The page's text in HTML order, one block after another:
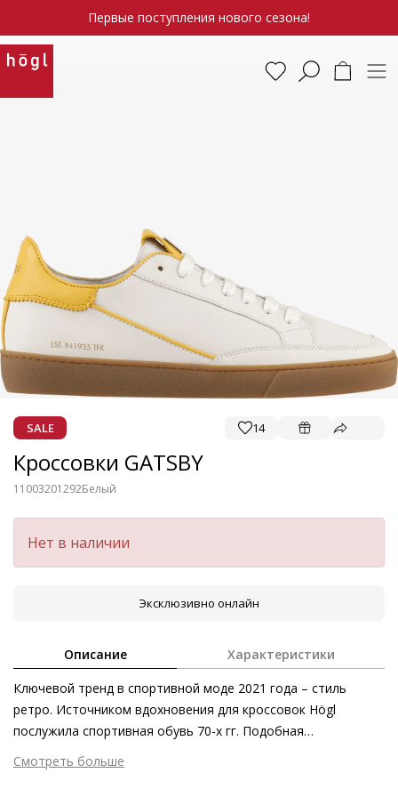
Первые поступления нового сезона!
SALE 14
Кроссовки GATSBY
11003201292Белый
Нет в наличии
Эксклюзивно онлайн
Описание Характеристики
Ключевой тренд в спортивной моде 2021 года – стиль
ретро. Источником вдохновения для кроссовок Högl
послужила спортивная обувь 70-х гг. Подобная
классическая модель вне времени и трендов не имеет срока
модной годности. Если вы предпочитаете осознанные
Смотреть больше